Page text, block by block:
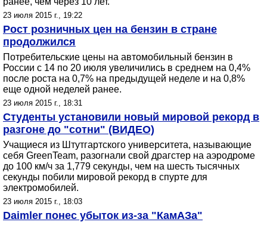
23 июля 2015 г., 19:22
Рост розничных цен на бензин в стране
продолжился
Потребительские цены на автомобильный бензин в
России с 14 по 20 июля увеличились в среднем на 0,4%
после роста на 0,7% на предыдущей неделе и на 0,8%
еще одной неделей ранее.
23 июля 2015 г., 18:31
Студенты установили новый мировой рекорд в
разгоне до "сотни" (ВИДЕО)
Учащиеся из Штутгартского университета, называющие
себя GreenTeam, разогнали свой драгстер на аэродроме
до 100 км/ч за 1,779 секунды, чем на шесть тысячных
секунды побили мировой рекорд в спурте для
электромобилей.
23 июля 2015 г., 18:03
Daimler понес убыток из-за "КамАЗа"